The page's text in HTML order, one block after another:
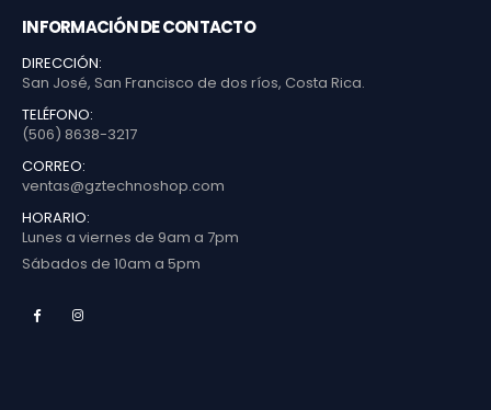
INFORMACIÓN DE CONTACTO
DIRECCIÓN:
San José, San Francisco de dos ríos, Costa Rica.
TELÉFONO:
(506) 8638-3217
CORREO:
ventas@gztechnoshop.com
HORARIO:
Lunes a viernes de 9am a 7pm
Sábados de 10am a 5pm